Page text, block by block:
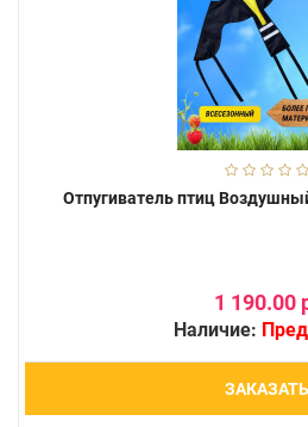
Отпугиватель птиц
1 190.00
Наличие:
ЗАКАЗАТЬ